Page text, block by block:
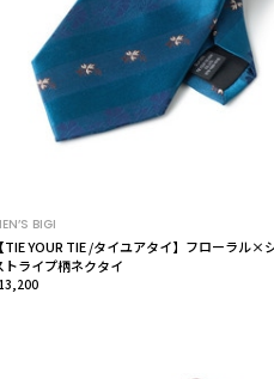
BIGI
【TIE YOUR TIE /タイユアタイ】フローラル×
トライプ柄ネクタイ